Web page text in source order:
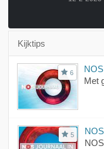
Kijktips
6
Met
5